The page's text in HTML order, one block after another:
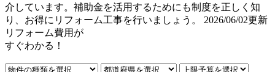
介しています。補助金を活用するためにも制度を正しく知
り、お得にリフォーム工事を行いましょう。 2026/06/02更新
リフォーム費用 が
すぐわかる！